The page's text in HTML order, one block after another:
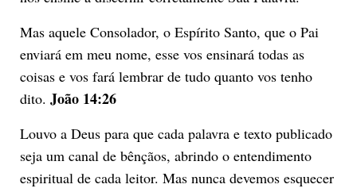
Mas aquele Consolador, o Espírito Santo, que o Pai
enviará em meu nome, esse vos ensinará todas as
coisas e vos fará lembrar de tudo quanto vos tenho
dito. João 14:26
Louvo a Deus para que cada palavra e texto publicado
seja um canal de bênçãos, abrindo o entendimento
espiritual de cada leitor. Mas nunca devemos esquecer